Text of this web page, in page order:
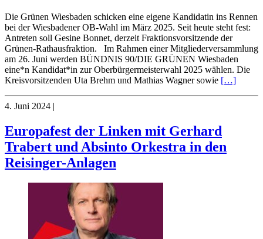
Die Grünen Wiesbaden schicken eine eigene Kandidatin ins Rennen
bei der Wiesbadener OB-Wahl im März 2025. Seit heute steht fest:
Antreten soll Gesine Bonnet, derzeit Fraktionsvorsitzende der
Grünen-Rathausfraktion. Im Rahmen einer Mitgliederversammlung
am 26. Juni werden BÜNDNIS 90/DIE GRÜNEN Wiesbaden
eine*n Kandidat*in zur Oberbürgermeisterwahl 2025 wählen. Die
Kreisvorsitzenden Uta Brehm und Mathias Wagner sowie […]
4. Juni 2024 |
Europafest der Linken mit Gerhard
Trabert und Absinto Orkestra in den
Reisinger-Anlagen